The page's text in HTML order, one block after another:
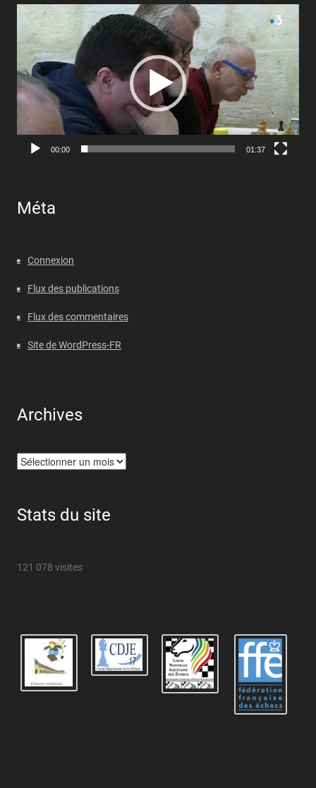
Lecteur
vidéo
00:00 01:37
Méta
Connexion
Flux des publications
Flux des commentaires
Site de WordPress-FR
Archives
Archives
Stats du site
121 078 visites